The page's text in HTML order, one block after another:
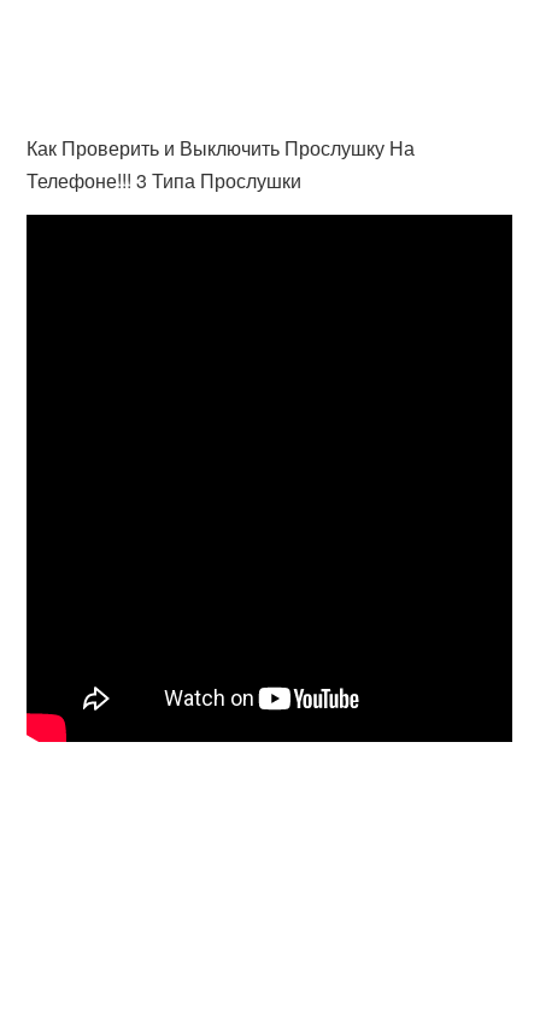
Как Проверить и Выключить Прослушку На
Телефоне!!! 3 Типа Прослушки